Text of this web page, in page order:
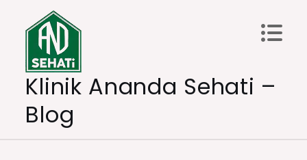
content
Klinik Ananda Sehati –
Blog